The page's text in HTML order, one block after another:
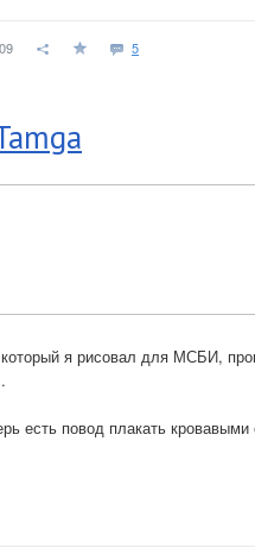
5
который я рисовал для МСБИ,
есть повод плакать